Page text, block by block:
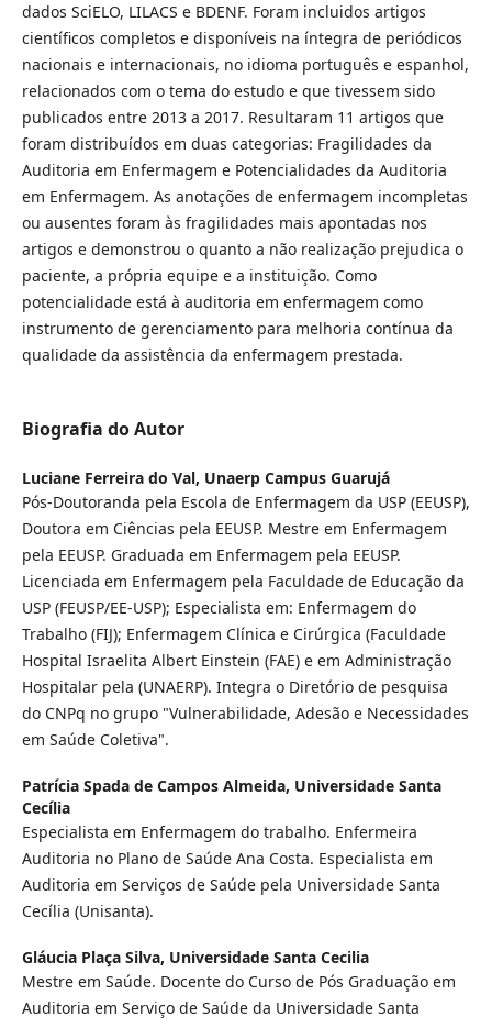
dados SciELO, LILACS e BDENF. Foram incluidos artigos
científicos completos e disponíveis na íntegra de periódicos
nacionais e internacionais, no idioma português e espanhol,
relacionados com o tema do estudo e que tivessem sido
publicados entre 2013 a 2017. Resultaram 11 artigos que
foram distribuídos em duas categorias: Fragilidades da
Auditoria em Enfermagem e Potencialidades da Auditoria
em Enfermagem. As anotações de enfermagem incompletas
ou ausentes foram às fragilidades mais apontadas nos
artigos e demonstrou o quanto a não realização prejudica o
paciente, a própria equipe e a instituição. Como
potencialidade está à auditoria em enfermagem como
instrumento de gerenciamento para melhoria contínua da
qualidade da assistência da enfermagem prestada.
Biografia do Autor
Luciane Ferreira do Val, Unaerp Campus Guarujá
Pós-Doutoranda pela Escola de Enfermagem da USP (EEUSP),
Doutora em Ciências pela EEUSP. Mestre em Enfermagem
pela EEUSP. Graduada em Enfermagem pela EEUSP.
Licenciada em Enfermagem pela Faculdade de Educação da
USP (FEUSP/EE-USP); Especialista em: Enfermagem do
Trabalho (FIJ); Enfermagem Clínica e Cirúrgica (Faculdade
Hospital Israelita Albert Einstein (FAE) e em Administração
Hospitalar pela (UNAERP). Integra o Diretório de pesquisa
do CNPq no grupo "Vulnerabilidade, Adesão e Necessidades
em Saúde Coletiva".
Patrícia Spada de Campos Almeida, Universidade Santa
Cecília
Especialista em Enfermagem do trabalho. Enfermeira
Auditoria no Plano de Saúde Ana Costa. Especialista em
Auditoria em Serviços de Saúde pela Universidade Santa
Cecília (Unisanta).
Gláucia Plaça Silva, Universidade Santa Cecilia
Mestre em Saúde. Docente do Curso de Pós Graduação em
Auditoria em Serviço de Saúde da Universidade Santa